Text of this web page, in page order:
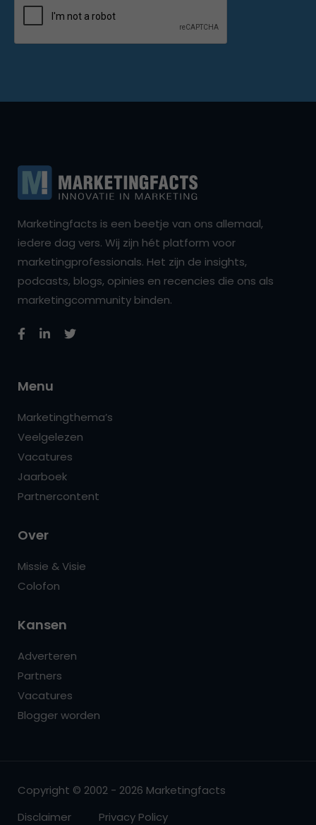
Marketingfacts is een beetje van ons allemaal,
iedere dag vers. Wij zijn hét platform voor
marketingprofessionals. Het zijn de insights,
podcasts, blogs, opinies en recencies die ons als
marketingcommunity binden.
Menu
Marketingthema’s
Veelgelezen
Vacatures
Jaarboek
Partnercontent
Over
Missie & Visie
Colofon
Kansen
Adverteren
Partners
Vacatures
Blogger worden
Copyright © 2002 - 2026 Marketingfacts
Disclaimer
Privacy Policy